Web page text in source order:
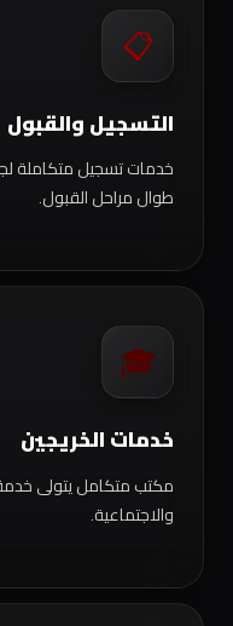
📋
التسجيل والقبول
خدمات تسجيل متكاملة
طوال مراحل القبول.
🎓
خدمات الخريجين
مكتب متكامل يتولى
والاجتماعية.